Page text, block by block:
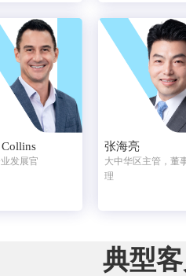
发展官
张海亮
大中华区主管，董
理
典型